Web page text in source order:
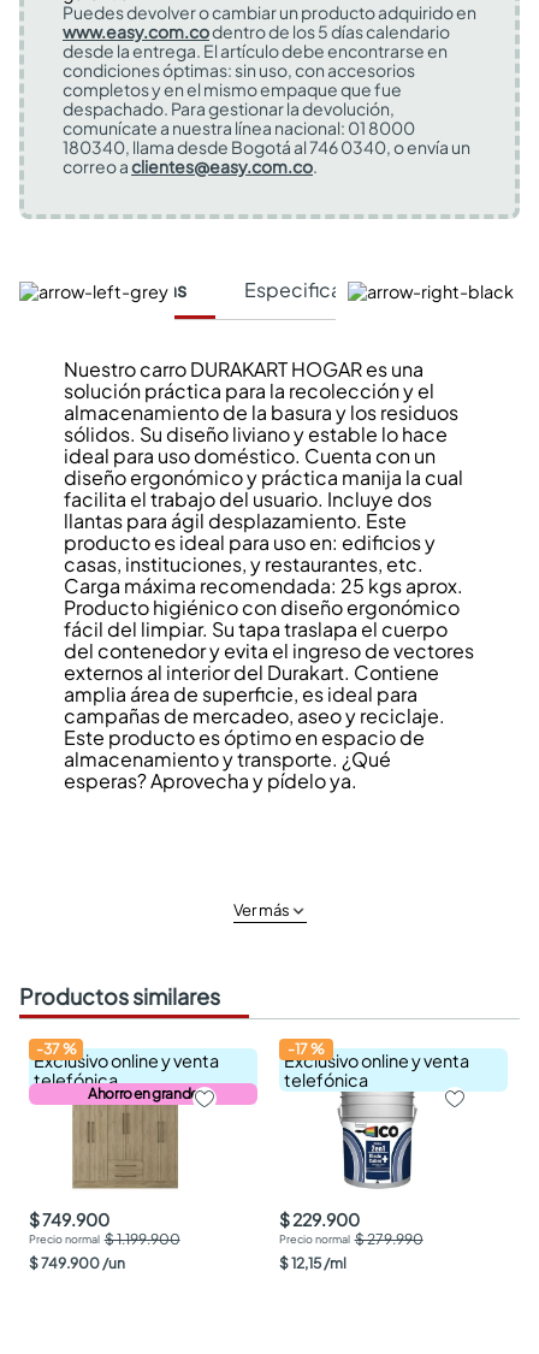
Puedes devolver o cambiar un producto adquirido en
www.easy.com.codentro de los 5 días calendario
desde la entrega. El artículo debe encontrarse en
condiciones óptimas: sin uso, con accesorios
completos y en el mismo empaque que fue
despachado. Para gestionar la devolución,
comunícate a nuestra línea nacional: 01 8000
180340, llama desde Bogotá al 746 0340, o envía un
correo aclientes@easy.com.co.
Características Especificaciones Técnicas
Nuestro carro DURAKART HOGAR es una
solución práctica para la recolección y el
almacenamiento de la basura y los residuos
sólidos. Su diseño liviano y estable lo hace
ideal para uso doméstico. Cuenta con un
diseño ergonómico y práctica manija la cual
facilita el trabajo del usuario. Incluye dos
llantas para ágil desplazamiento. Este
producto es ideal para uso en: edificios y
casas, instituciones, y restaurantes, etc.
Carga máxima recomendada: 25 kgs aprox.
Producto higiénico con diseño ergonómico
fácil del limpiar. Su tapa traslapa el cuerpo
del contenedor y evita el ingreso de vectores
externos al interior del Durakart. Contiene
amplia área de superficie, es ideal para
campañas de mercadeo, aseo y reciclaje.
Este producto es óptimo en espacio de
almacenamiento y transporte. ¿Qué
esperas? Aprovecha y pídelo ya.
Ver más
Productos similares
Exclusivo online y venta
telefónica
Ahorro en grande
-37%
$ 749.900
$ 1.199.900
$749.900 /un
Exclusivo online y venta
telefónica
-17%
$ 229.900
$ 279.990
$12,15 /ml